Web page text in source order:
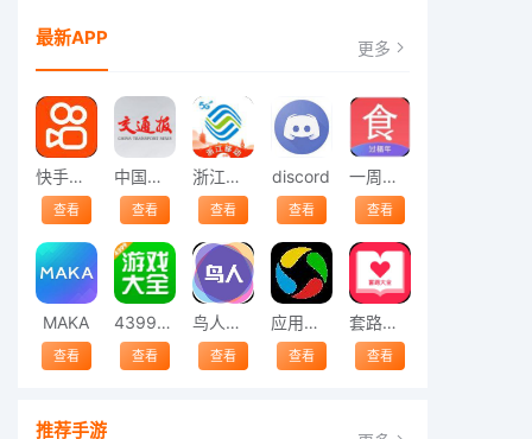
最新APP 更多
快手安装
查看
中国交通报
查看
浙江移动
查看
discord
查看
一周菜谱
查看
MAKA
查看
4399游戏大全
查看
鸟人助手
查看
应用宝下载
查看
套路大全
查看
推荐手游